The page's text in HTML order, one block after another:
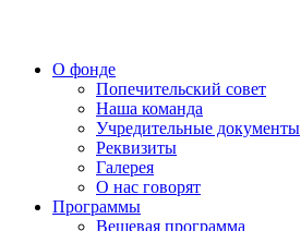
О фонде
Попечительский совет
Наша команда
Учредительные документы
Реквизиты
Галерея
О нас говорят
Программы
Вещевая программа